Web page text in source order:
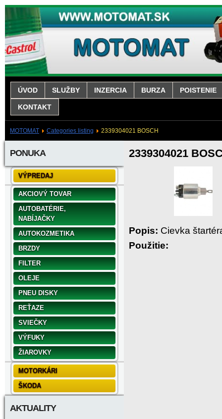
ÚVOD SLUŽBY INZERCIA BURZA POISTENIE
KONTAKT
MOTOMAT Categories listing 2339304021 BOSCH
PONUKA
VÝPREDAJ
AKCIOVÝ TOVAR
AUTOBATÉRIE,
NABÍJAČKY
AUTOKOZMETIKA
BRZDY
FILTER
OLEJE
PNEU DISKY
REŤAZE
SVIEČKY
VÝFUKY
ŽIAROVKY
MOTORKÁRI
ŠKODA
AKTUALITY
2339304021
Popis: Cievka
Použitie: